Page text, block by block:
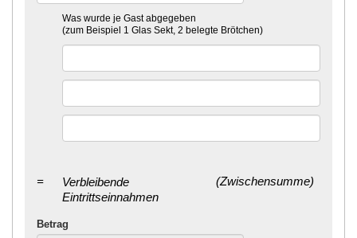
Was wurde je Gast abgegeben
(zum Beispiel 1 Glas Sekt, 2 belegte Brötchen)
=
Verbleibende
Eintrittseinnahmen
(Zwischensumme)
Betrag